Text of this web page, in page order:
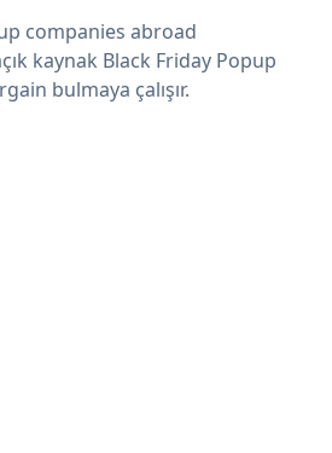
companies abroad
kaynak Black Friday Popup
bulmaya çalışır.